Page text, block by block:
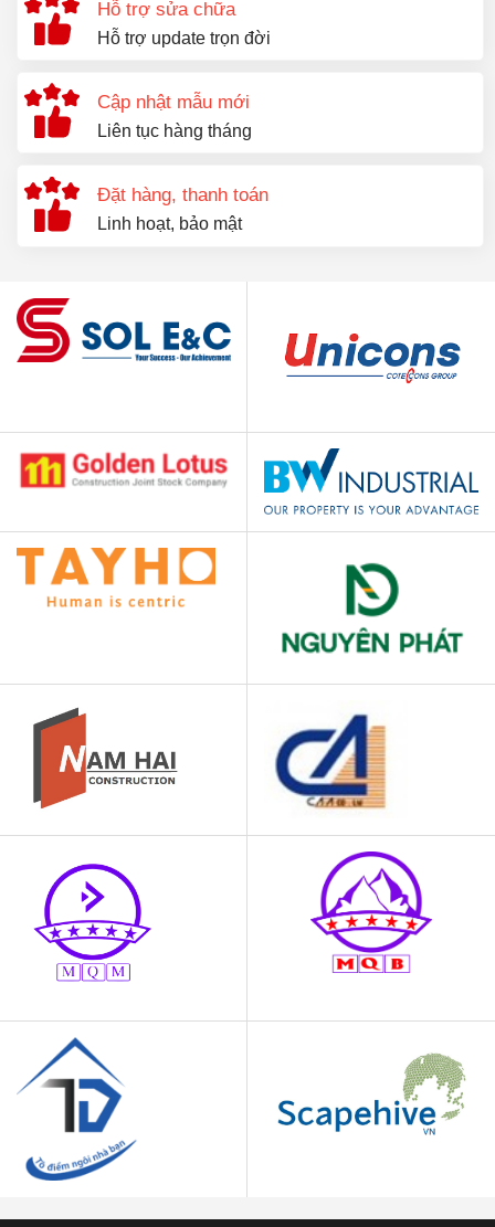
Hỗ trợ sửa chữa
Hỗ trợ update trọn đời
Cập nhật mẫu mới
Liên tục hàng tháng
Đặt hàng, thanh toán
Linh hoạt, bảo mật